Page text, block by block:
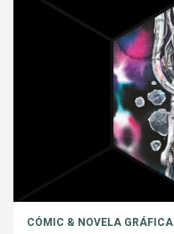
CÓMIC & NOVELA GRÁFICA